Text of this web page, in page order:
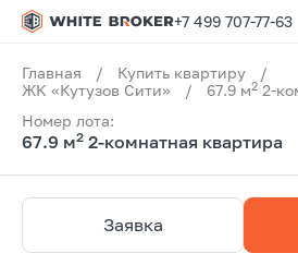
+7 499 707-77-63
Главная / Купить квартиру
/
ЖК «Кутузов Сити»
/ 67.9 м2 2-
Номер лота:
67.9 м2 2-комнатная квартира
Заявка